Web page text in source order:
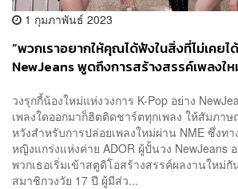
1 กุมภาพันธ์ 2023
“พวกเราอยากให้คุณได้ฟังในสิ่งที่ไม่เคยไ
NewJeans พูดถึงการสร้างสรรค์เพลงใ
วงรุกกี้น้องใหม่แห่งวงการ K-Pop อย่าง
เพลงใดออกมาก็ฮิตติดชาร์ตทุกเพลง ให้สัมภา
หวังสำหรับการปล่อยเพลงใหม่ผ่าน NME ซึ่งทา
หญิงแกร่งแห่งค่าย ADOR ผู้ปั้นวง NewJeans
พวกเธอเริ่มเข้าสตูดิโอสร้างสรรค์ผลงานใหม่
สมาชิกวงวัย 17 ปี ผู้มีส่ว...